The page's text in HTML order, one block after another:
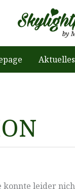
Aktuelles
konnte leider